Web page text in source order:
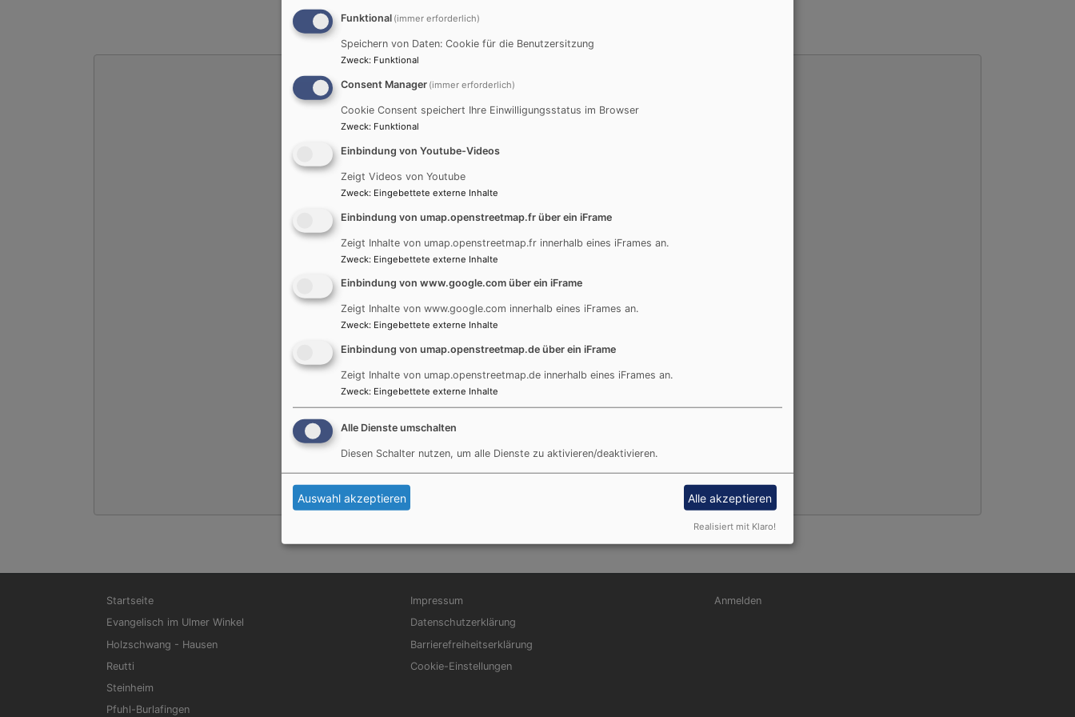
Externe Inhalte von www.google.com anzeigen?
Ja (einmalig)
Datenschutzeinstellungen verwalten
Hauptnavigation
Startseite
Evangelisch im Ulmer Winkel
Holzschwang - Hausen
Reutti
Steinheim
Pfuhl-Burlafingen
Fußbereichsmenü
Impressum
Datenschutzerklärung
Barrierefreiheitserklärung
Cookie-Einstellungen
Benutzermenü
Anmelden
Funktional (immer erforderlich)
Speichern von Daten: Cookie für die Benutzersitzung
Zweck: Funktional
Consent Manager (immer erforderlich)
Cookie Consent speichert Ihre Einwilligungsstatus im Browser
Zweck: Funktional
Einbindung von Youtube-Videos
Zeigt Videos von Youtube
Zweck: Eingebettete externe Inhalte
Einbindung von umap.openstreetmap.fr über ein iFrame
Zeigt Inhalte von umap.openstreetmap.fr innerhalb eines iFrames an.
Zweck: Eingebettete externe Inhalte
Einbindung von www.google.com über ein iFrame
Zeigt Inhalte von www.google.com innerhalb eines iFrames an.
Zweck: Eingebettete externe Inhalte
Einbindung von umap.openstreetmap.de über ein iFrame
Zeigt Inhalte von umap.openstreetmap.de innerhalb eines iFrames an.
Zweck: Eingebettete externe Inhalte
Alle Dienste umschalten
Diesen Schalter nutzen, um alle Dienste zu aktivieren/deaktivieren.
Auswahl akzeptieren Alle akzeptieren
Realisiert mit Klaro!